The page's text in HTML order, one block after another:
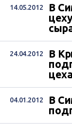
14.05.2012
В
24.04.2012
В
цеха
04.01.2012
В